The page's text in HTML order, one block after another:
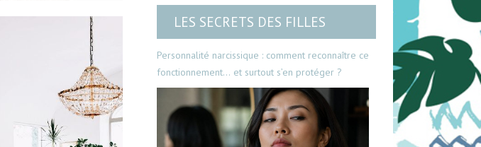
LES SECRETS DES FILLES
Personnalité narcissique : comment reconnaître ce
fonctionnement… et surtout s’en protéger ?